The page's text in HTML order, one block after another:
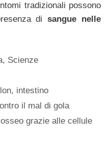
tradizionali possono
disangue nelle
, Scienze
, intestino
il mal di gola
grazie alle cellule